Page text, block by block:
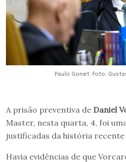
Paulo Gonet. Foto:
A prisão preventiva de Daniel
Master, nesta quarta, 4, foi
justificadas da história
Havia evidências de que